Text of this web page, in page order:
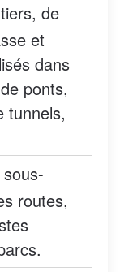
de
et
dans
ponts,
tunnels,
routes,